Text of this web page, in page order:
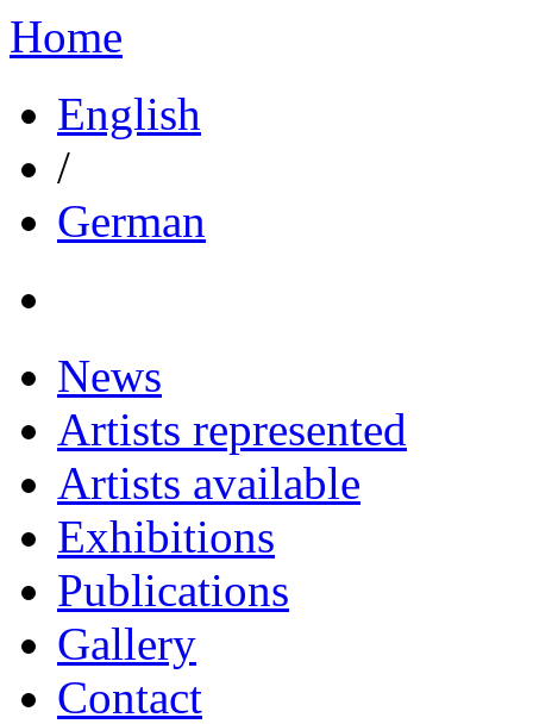
Home
English
/
German
News
Artists represented
Artists available
Exhibitions
Publications
Gallery
Contact